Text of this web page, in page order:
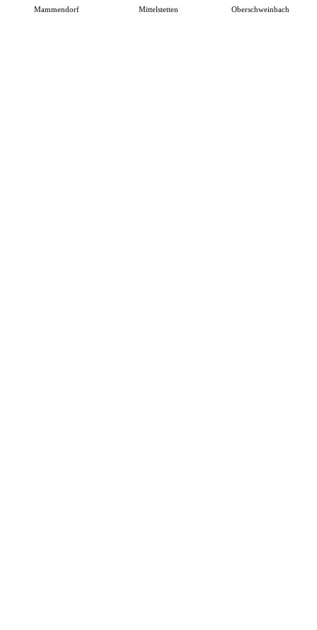
Mammendorf Mittelstetten Oberschweinbach